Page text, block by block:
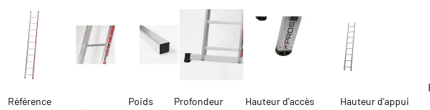
Référence Poids Profondeur Hauteur d'accès Hauteur d'appui